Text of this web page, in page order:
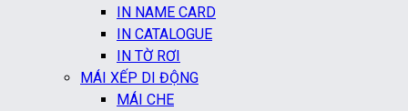
IN NAME CARD
IN CATALOGUE
IN TỜ RƠI
MÁI XẾP DI ĐỘNG
MÁI CHE